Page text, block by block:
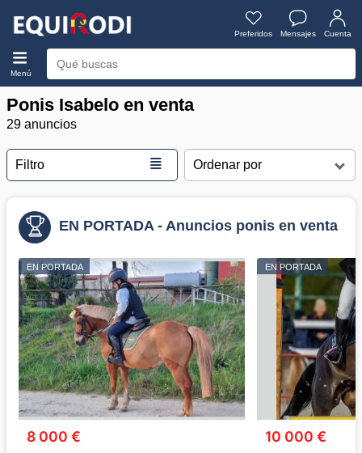
Preferidos Mensajes Cuenta
Menú
Ponis Isabelo en venta
29 anuncios
Filtro ≣
EN PORTADA - Anuncios ponis en venta
EN PORTADA
8 000 €
EN PORTADA
10 000 €